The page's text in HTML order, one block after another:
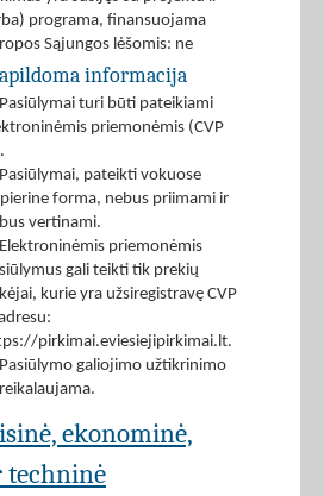
programa, finansuojama
Sąjungos lėšomis: ne
informacija
turi būti pateikiami
priemonėmis (CVP
pateikti vokuose
forma, nebus priimami ir
vertinami.
priemonėmis
gali teikti tik prekių
kurie yra užsiregistravę CVP
pirkimai.eviesiejipirkimai.lt.
galiojimo užtikrinimo
ekonominė,